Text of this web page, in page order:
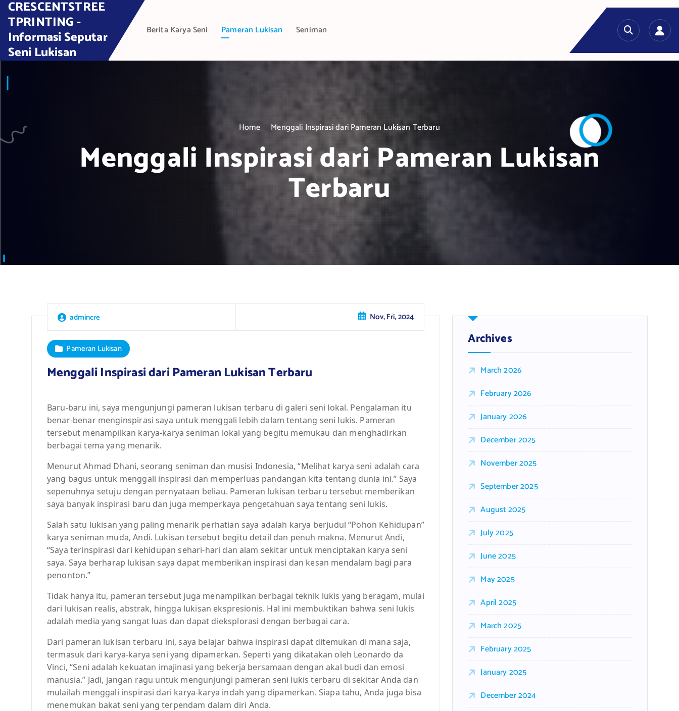
n
CRESCENTSTREE
TPRINTING -
Informasi Seputar
Seni Lukisan
Berita Karya Seni Pameran Lukisan Seniman
Home Menggali Inspirasi dari Pameran Lukisan Terbaru
Menggali Inspirasi dari Pameran Lukisan
Terbaru
admincre Nov, Fri, 2024
Pameran Lukisan
Menggali Inspirasi dari Pameran Lukisan Terbaru
Baru-baru ini, saya mengunjungi pameran lukisan terbaru di galeri seni lokal. Pengalaman itu
benar-benar menginspirasi saya untuk menggali lebih dalam tentang seni lukis. Pameran
tersebut menampilkan karya-karya seniman lokal yang begitu memukau dan menghadirkan
berbagai tema yang menarik.
Menurut Ahmad Dhani, seorang seniman dan musisi Indonesia, “Melihat karya seni adalah cara
yang bagus untuk menggali inspirasi dan memperluas pandangan kita tentang dunia ini.” Saya
sepenuhnya setuju dengan pernyataan beliau. Pameran lukisan terbaru tersebut memberikan
saya banyak inspirasi baru dan juga memperkaya pengetahuan saya tentang seni lukis.
Salah satu lukisan yang paling menarik perhatian saya adalah karya berjudul “Pohon Kehidupan”
karya seniman muda, Andi. Lukisan tersebut begitu detail dan penuh makna. Menurut Andi,
“Saya terinspirasi dari kehidupan sehari-hari dan alam sekitar untuk menciptakan karya seni
saya. Saya berharap lukisan saya dapat memberikan inspirasi dan kesan mendalam bagi para
penonton.”
Tidak hanya itu, pameran tersebut juga menampilkan berbagai teknik lukis yang beragam, mulai
dari lukisan realis, abstrak, hingga lukisan ekspresionis. Hal ini membuktikan bahwa seni lukis
adalah media yang sangat luas dan dapat dieksplorasi dengan berbagai cara.
Dari pameran lukisan terbaru ini, saya belajar bahwa inspirasi dapat ditemukan di mana saja,
termasuk dari karya-karya seni yang dipamerkan. Seperti yang dikatakan oleh Leonardo da
Vinci, “Seni adalah kekuatan imajinasi yang bekerja bersamaan dengan akal budi dan emosi
manusia.” Jadi, jangan ragu untuk mengunjungi pameran seni lukis terbaru di sekitar Anda dan
mulailah menggali inspirasi dari karya-karya indah yang dipamerkan. Siapa tahu, Anda juga bisa
menemukan bakat seni yang terpendam dalam diri Anda.
Archives
March 2026
February 2026
January 2026
December 2025
November 2025
September 2025
August 2025
July 2025
June 2025
May 2025
April 2025
March 2025
February 2025
January 2025
December 2024